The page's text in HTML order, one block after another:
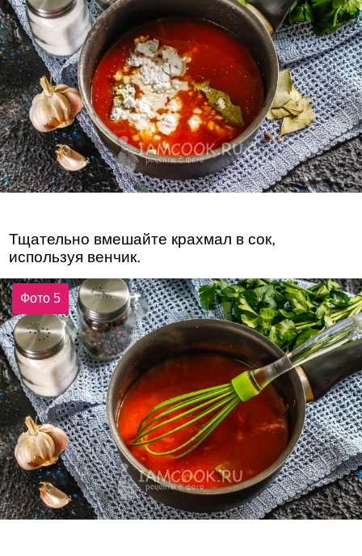
Тщательно вмешайте крахмал в сок,
используя венчик.
Фото 5